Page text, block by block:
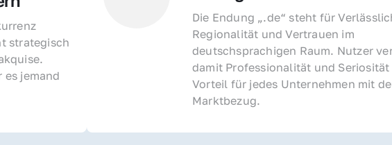
strategisch
es jemand
Die Endung „.de“ steht für
Regionalität und Vertrauen im
deutschsprachigen Raum. Nutzer
damit Professionalität und Seriosität
Vorteil für jedes Unternehmen mit
Marktbezug.